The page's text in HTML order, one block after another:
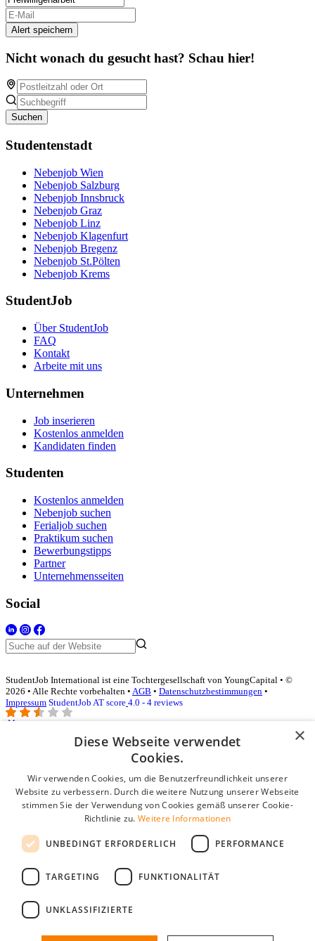
Alert speichern
Nicht wonach du gesucht hast? Schau hier!
Suchen
Studentenstadt
Nebenjob Wien
Nebenjob Salzburg
Nebenjob Innsbruck
Nebenjob Graz
Nebenjob Linz
Nebenjob Klagenfurt
Nebenjob Bregenz
Nebenjob St.Pölten
Nebenjob Krems
StudentJob
Über StudentJob
FAQ
Kontakt
Arbeite mit uns
Unternehmen
Job inserieren
Kostenlos anmelden
Kandidaten finden
Studenten
Kostenlos anmelden
Nebenjob suchen
Ferialjob suchen
Praktikum suchen
Bewerbungstipps
Partner
Unternehmensseiten
Social
StudentJob International ist eine Tochtergesellschaft von YoungCapital • ©
2026 • Alle Rechte vorbehalten • AGB • Datenschutzbestimmungen •
Impressum StudentJob AT score 4.0 - 4 reviews
Login für Unternehmen
E-Mail*
Passwort
Angemeldet bleiben
Passwort vergessen?
Kostenloses Unternehmensprofil
Wenn Sie sich registriert haben, können Sie ein Unternehmensprofil
×
Diese Webseite verwendet
Cookies.
Wir verwenden Cookies, um die Benutzerfreundlichkeit unserer
Website zu verbessern. Durch die weitere Nutzung unserer Webseite
stimmen Sie der Verwendung von Cookies gemäß unserer Cookie-
Richtlinie zu. Weitere Informationen
UNBEDINGT ERFORDERLICH PERFORMANCE
TARGETING FUNKTIONALITÄT
UNKLASSIFIZIERTE